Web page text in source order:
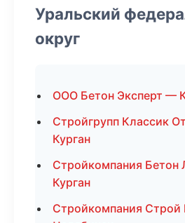
Уральский
округ
ООО Бетон Эксперт —
Стройгрупп Классик
Курган
Стройкомпания
Курган
Стройкомпания